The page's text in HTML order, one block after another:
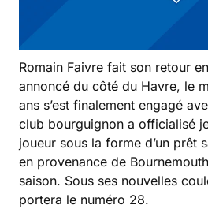
Romain Faivre fait son retour
annoncé du côté du Havre, le
ans s’est finalement engagé
club bourguignon a officialisé
joueur sous la forme d’un prêt
en provenance de
saison. Sous ses nouvelles
portera le numéro 28.